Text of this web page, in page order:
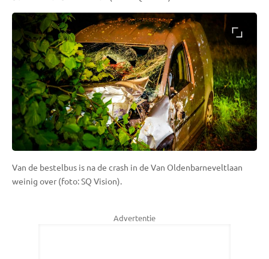
Van de bestelbus is na de crash in de Van Oldenbarneveltlaan
weinig over (foto: SQ Vision).
Advertentie